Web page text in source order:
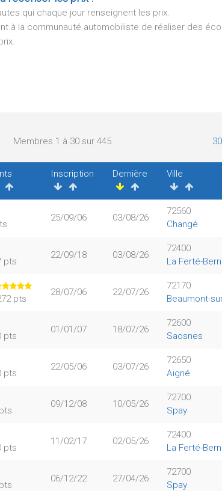
qui chaque jour renseignent les prix.
à la communauté automobiliste de réaliser des
Membres 1 à 30 sur 445
Inscription Dernière Ville
25/09/06 03/08/26
72560
Changé
pts
22/09/18 03/08/26
72400
La Ferté-
pts
28/07/06 22/07/26
72170
Beaumont-
pts
01/01/07 18/07/26
72600
Saosnes
pts
22/05/06 03/07/26
72650
Aigné
09/12/08 10/05/26
72700
Spay
pts
11/02/17 02/05/26
72400
La Ferté-
06/12/22 27/04/26
72700
Spay